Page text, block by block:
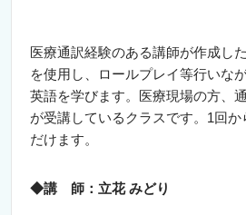
医療通訳経験のある講師が作成し
を使用し、ロールプレイ等行いな
英語を学びます。 医療現場の方、
が受講しているクラスです。1回か
だけます。
◆講 師：立花 みどり